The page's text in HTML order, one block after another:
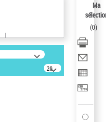
20
résultats/page
Ma
(0)